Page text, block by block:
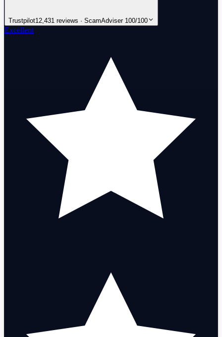
Trustpilot12,431 reviews · ScamAdviser 100/100
Excellent